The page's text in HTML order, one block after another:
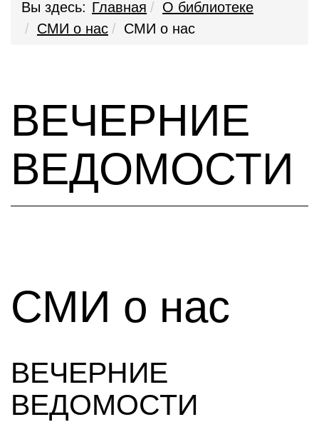
Вы здесь: Главная
О библиотеке
СМИ о нас
СМИ о нас
ВЕЧЕРНИЕ
ВЕДОМОСТИ
СМИ о нас
ВЕЧЕРНИЕ
ВЕДОМОСТИ